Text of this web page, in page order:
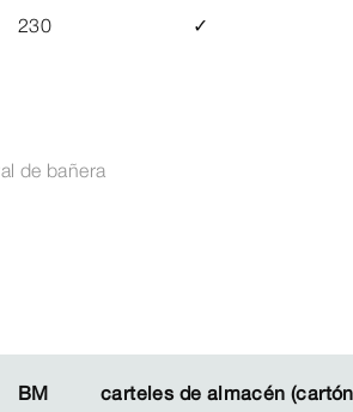
230 ✓
de bañera
BM carteles de almacén
BM carteles de almacén